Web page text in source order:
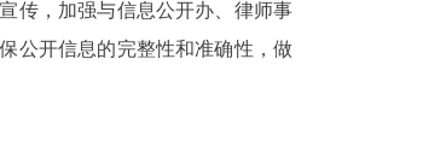
传，加强与信息公开办、律师事
公开信息的完整性和准确性，做